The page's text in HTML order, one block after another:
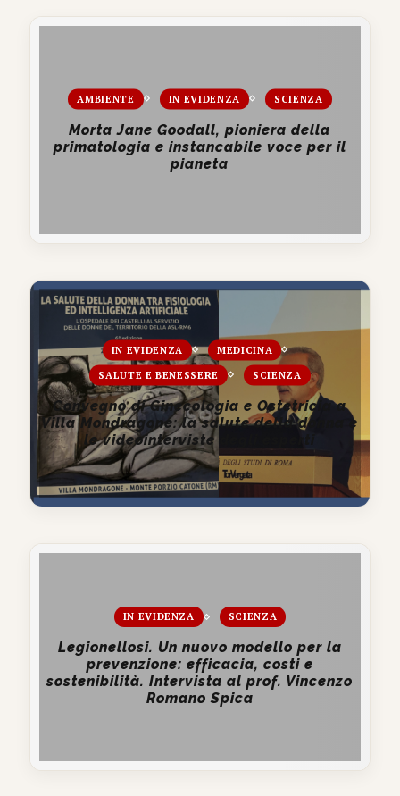
AMBIENTE IN EVIDENZA SCIENZA
Morta Jane Goodall, pioniera della
primatologia e instancabile voce per il
pianeta
IN EVIDENZA
MEDICINA
SALUTE E BENESSERE
SCIENZA
Convegno di Ginecologia e Ostetricia a
Villa Mondragone: la salute della donna e
le videointerviste degli esperti
IN EVIDENZA SCIENZA
Legionellosi. Un nuovo modello per la
prevenzione: efficacia, costi e
sostenibilità. Intervista al prof. Vincenzo
Romano Spica